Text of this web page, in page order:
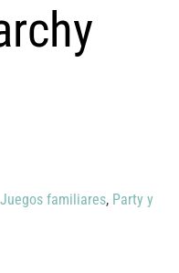
Juegos familiares, Party y